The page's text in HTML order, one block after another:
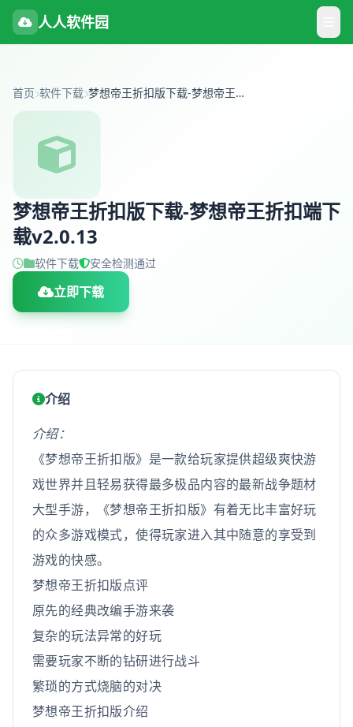
人人软件园
首页 软件下载 梦想帝王折扣版下载-梦想帝王折扣端下载v2.0.13
梦想帝王折扣版下载-梦想帝王折扣端下
载v2.0.13
软件下载 安全检测通过
立即下载
介绍
介绍：
《梦想帝王折扣版》是一款给玩家提供超级爽快游
戏世界并且轻易获得最多极品内容的最新战争题材
大型手游，《梦想帝王折扣版》有着无比丰富好玩
的众多游戏模式，使得玩家进入其中随意的享受到
游戏的快感。
梦想帝王折扣版点评
原先的经典改编手游来袭
复杂的玩法异常的好玩
需要玩家不断的钻研进行战斗
繁琐的方式烧脑的对决
梦想帝王折扣版介绍